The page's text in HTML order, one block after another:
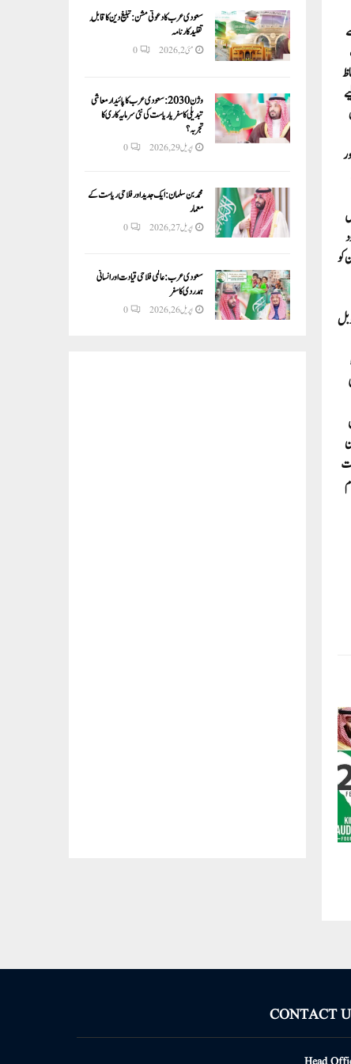
کو
سعودی عرب کا دعوتی مشن: تبلیغ دین کا قابلِ
تقلید کارنامہ
مئی 2, 2026 0
وژن 2030:سعودی عرب کا پائیدار معاشی
تبدیلی کا سفر یا ریاست کی نئی سرمایہ کاری کا
تجربہ؟
اپریل 29, 2026 0
محمد بن سلمان: ایک جدید اور فلاحی ریاست کے
معمار
اپریل 27, 2026 0
سعودی عرب: عالمی فلاحی قیادت اور انسانی
ہمدردی کا سفر
اپریل 26, 2026 0
CONTACT